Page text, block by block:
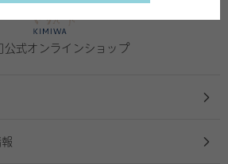
公式オンラインショップ